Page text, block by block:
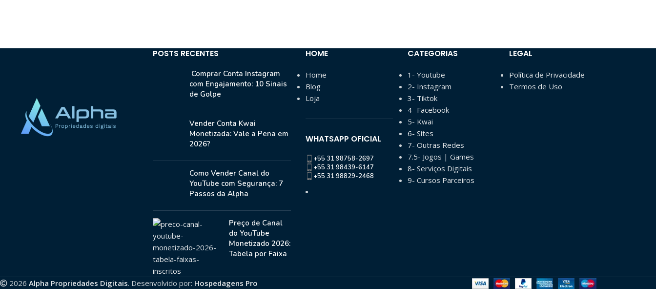
POSTS RECENTES
Comprar Conta Instagram
com Engajamento: 10 Sinais
de Golpe
Vender Conta Kwai
Monetizada: Vale a Pena em
2026?
Como Vender Canal do
YouTube com Segurança: 7
Passos da Alpha
Preço de Canal
do YouTube
Monetizado 2026:
Tabela por Faixa
HOME
Home
Blog
Loja
WHATSAPP OFICIAL
+55 31 98758-2697
+55 31 98439-6147
+55 31 98829-2468
CATEGORIAS
1- Youtube
2- Instagram
3- Tiktok
4- Facebook
5- Kwai
6- Sites
7- Outras Redes
7.5- Jogos | Games
8- Serviços Digitais
9- Cursos Parceiros
LEGAL
Política de Privacidade
Termos de Uso
2026 Alpha Propriedades Digitais. Desenvolvido por: Hospedagens Pro